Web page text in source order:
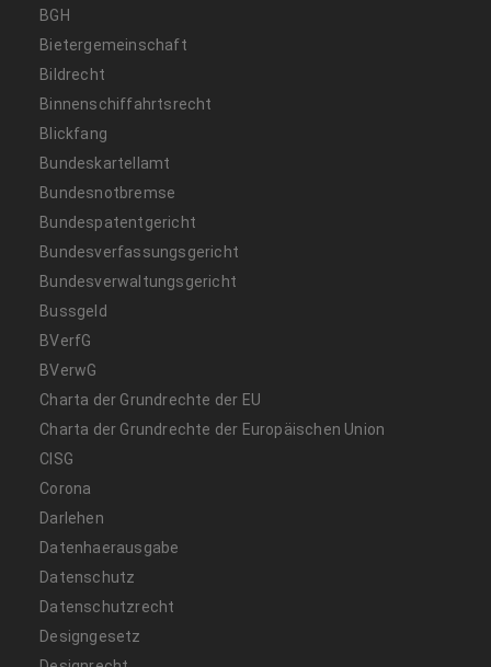
BGH
Bietergemeinschaft
Bildrecht
Binnenschiffahrtsrecht
Blickfang
Bundeskartellamt
Bundesnotbremse
Bundespatentgericht
Bundesverfassungsgericht
Bundesverwaltungsgericht
Bussgeld
BVerfG
BVerwG
Charta der Grundrechte der EU
Charta der Grundrechte der Europäischen Union
CISG
Corona
Darlehen
Datenhaerausgabe
Datenschutz
Datenschutzrecht
Designgesetz